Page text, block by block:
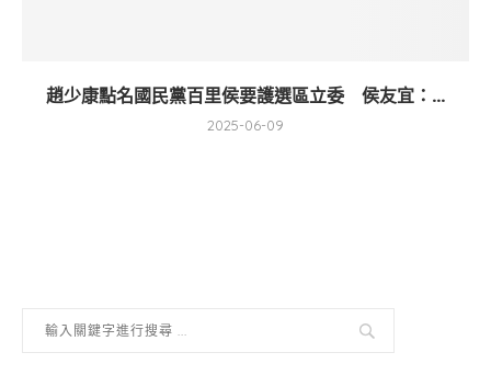
趙少康點名國民黨百里侯要護選區立委 侯友宜：...
2025-06-09